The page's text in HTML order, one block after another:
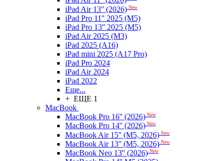
iPad Air 13'' (2026) New
iPad Pro 11'' 2025 (M5)
iPad Pro 13'' 2025 (M5)
iPad Air 2025 (M3)
iPad 2025 (A16)
iPad mini 2025 (A17 Pro)
iPad Pro 2024
iPad Air 2024
iPad 2022
Еще...
+ ЕЩЕ 1
MacBook
MacBook Pro 16'' (2026) New
MacBook Pro 14'' (2026) New
MacBook Air 15'' (M5, 2026) New
MacBook Air 13'' (M5, 2026) New
MacBook Neo 13'' (2026) New